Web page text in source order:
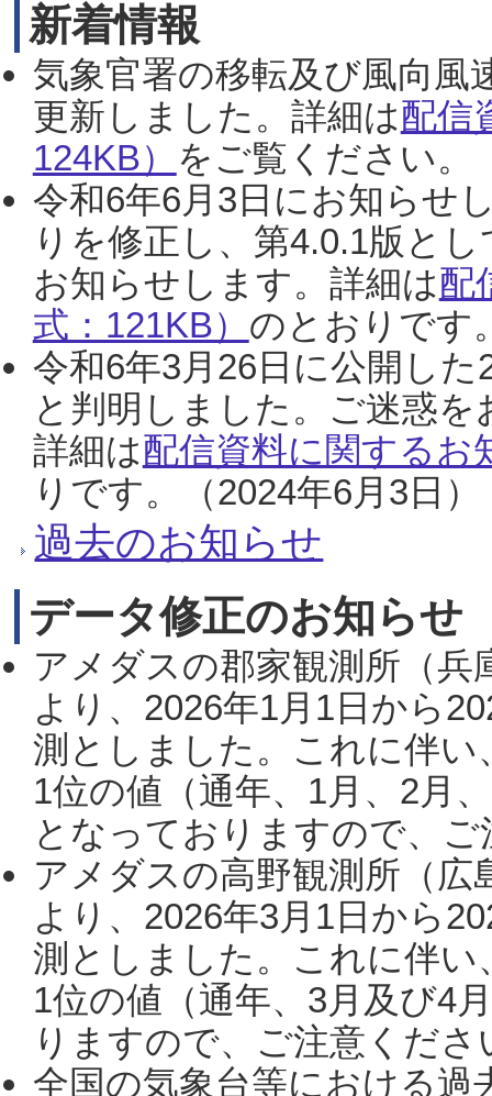
新着情報
気象官署の移転及び風向風
更新しました。詳細は配信
124KB） をご覧ください。
令和6年6月3日にお知らせ
りを修正し、第4.0.1版と
お知らせします。詳細は配
式：121KB） のとおりです
令和6年3月26日に公開し
と判明しました。ご迷惑
詳細は配信資料に関するお
りです。（2024年6月3日）
過去のお知らせ
データ修正のお知らせ
アメダスの郡家観測所（
より、2026年1月1日から
測としました。これに伴い
1位の値（通年、1月、2月
となっておりますので、
アメダスの高野観測所（
より、2026年3月1日から
測としました。これに伴い
1位の値（通年、3月及び4
りますので、ご注意くだ
全国の気象台等における過